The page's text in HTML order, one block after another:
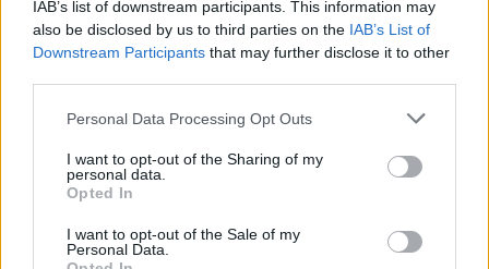
IAB’s list of downstream participants. This information may
also be disclosed by us to third parties on the IAB’s List of
Downstream Participants that may further disclose it to other
Please note that this website/app uses one or more Google
not limited to your visit or usage behaviour. You may click to
grant or deny consent to Google and its third-party tags to
use your data for below specified purposes in below Google
consent section.
Personal Data Processing Opt Outs
I want to opt-out of the Sharing of my
personal data.
Opted In
I want to opt-out of the Sale of my
Personal Data.
TÁRLATVEZETÉSEK, WORKSHOP ÉS
KÖZÖNSÉGTALÁLKOZÓ VÁRJA A LÁTOGATÓKAT A
GYŐRI RÓMER MÚZEUMBAN
hét második felére, a hőségriadó idején ráadásul a Várkazamata
– Kőtár is díjmentesen látogatható.